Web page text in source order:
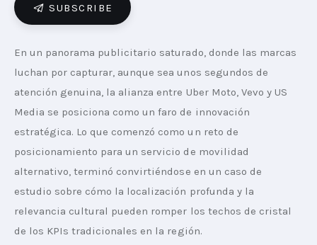
SUBSCRIBE
En un panorama publicitario saturado, donde las marcas
luchan por capturar, aunque sea unos segundos de
atención genuina, la alianza entre Uber Moto, Vevo y US
Media se posiciona como un faro de innovación
estratégica. Lo que comenzó como un reto de
posicionamiento para un servicio de movilidad
alternativo, terminó convirtiéndose en un caso de
estudio sobre cómo la localización profunda y la
relevancia cultural pueden romper los techos de cristal
de los KPIs tradicionales en la región.